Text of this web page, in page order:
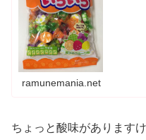
ramunemania.net
ちょっと酸味があります